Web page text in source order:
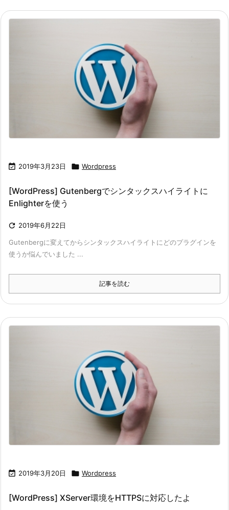
 2019年3月23日  Wordpress
[WordPress] Gutenbergでシンタックスハイライトに
Enlighterを使う
 2019年6月22日
Gutenbergに変えてからシンタックスハイライトにどのプラグインを
使うか悩んでいました ...
記事を読む
 2019年3月20日  Wordpress
[WordPress] XServer環境をHTTPSに対応したよ